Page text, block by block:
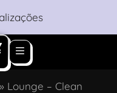
» Lounge – Clean